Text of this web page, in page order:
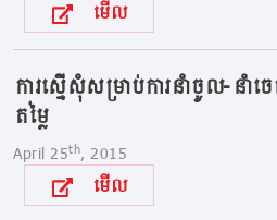
មើល
ការស្នើសុំសម្រាប់ការនាំចូល-នាំ
តម្លៃ
April 25th, 2015
មើល